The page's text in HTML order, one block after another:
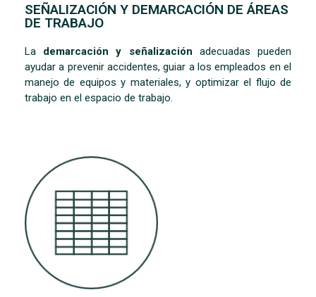
SEÑALIZACIÓN Y DEMARCACIÓN DE ÁREAS
DE TRABAJO
La demarcación y señalización adecuadas pueden
ayudar a prevenir accidentes, guiar a los empleados en el
manejo de equipos y materiales, y optimizar el flujo de
trabajo en el espacio de trabajo.